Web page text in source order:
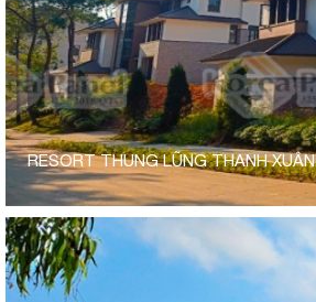
RESORT THUNG LŨNG THANH XUÂN